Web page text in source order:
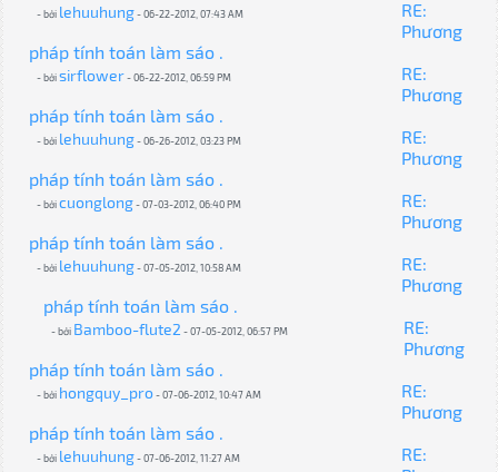
- bởi lehuuhung- 06-22-2012, 07:43 AM
RE:
Phương
pháp tính toán làm sáo .
- bởisirflower- 06-22-2012, 06:59 PM
RE:
Phương
pháp tính toán làm sáo .
- bởi lehuuhung- 06-26-2012, 03:23 PM
RE:
Phương
pháp tính toán làm sáo .
- bởicuonglong- 07-03-2012, 06:40 PM
RE:
Phương
pháp tính toán làm sáo .
- bởi lehuuhung- 07-05-2012, 10:58 AM
RE:
Phương
pháp tính toán làm sáo .
- bởi Bamboo-flute2 - 07-05-2012, 06:57 PM
RE:
Phương
pháp tính toán làm sáo .
- bởi hongquy_pro- 07-06-2012, 10:47 AM
RE:
Phương
pháp tính toán làm sáo .
- bởi lehuuhung- 07-06-2012, 11:27 AM
RE: